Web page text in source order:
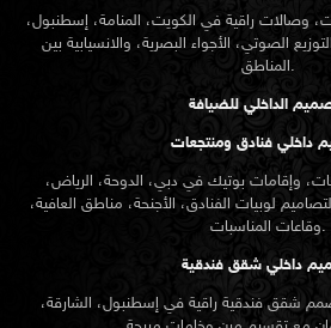
وصالات راقية في الكويت، المنامة، إسطنبول،
الصوتي، الأجواء البصرية، والانسيابية بين
المناطق.
الداخلي للضيافة
داخلي فنادق ومنتجعات
وإقامات بوتيك في دبي، الدوحة، الرياض،
لوبيات الفنادق، الأجنحة، مناطق العافية،
وقاعات المناسبات.
داخلي شقق فندقية
شقق فندقية راقية في إسطنبول، الشارقة،